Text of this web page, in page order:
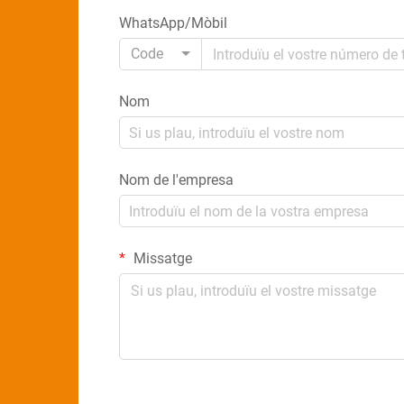
WhatsApp/Mòbil
Code
Nom
Nom de l'empresa
Missatge